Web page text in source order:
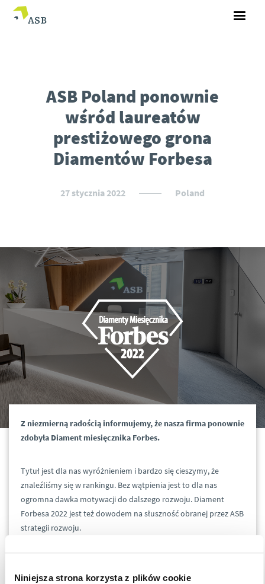
Niniejsza strona korzysta z plików cookie
ASB Poland ponownie
wśród laureatów
prestiżowego grona
Diamentów Forbesa
27 stycznia 2022 Poland
Z niezmierną radością informujemy, że nasza firma ponownie
zdobyła Diament miesięcznika Forbes.
Tytuł jest dla nas wyróżnieniem i bardzo się cieszymy, że
znaleźliśmy się w rankingu. Bez wątpienia jest to dla nas
ogromna dawka motywacji do dalszego rozwoju. Diament
Forbesa 2022 jest też dowodem na słuszność obranej przez ASB
strategii rozwoju.
prestiżowych rankingów prowadzonych wśród polskich firm